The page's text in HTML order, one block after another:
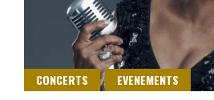
CONCERTS EVENEMENTS